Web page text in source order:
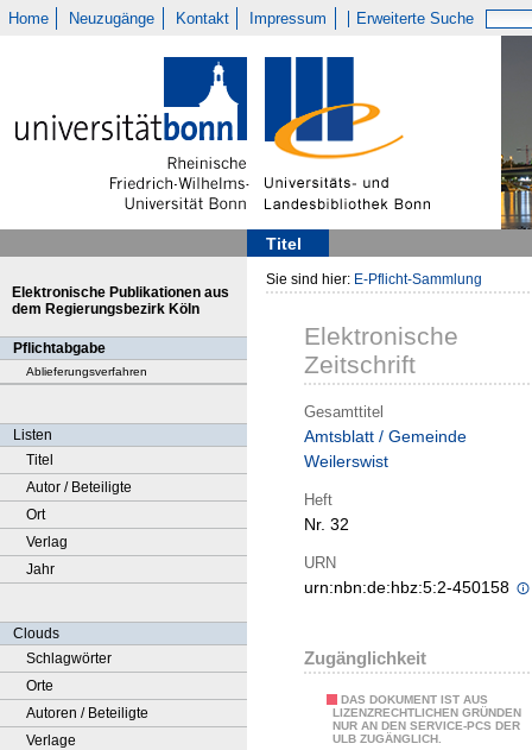
Home Neuzugänge Kontakt Impressum Erweiterte Suche
Titel
Elektronische Publikationen aus
dem Regierungsbezirk Köln
Pflichtabgabe
Ablieferungsverfahren
Listen
Titel
Autor / Beteiligte
Ort
Verlag
Jahr
Clouds
Schlagwörter
Orte
Autoren / Beteiligte
Verlage
Sie sind hier: E-Pflicht-Sammlung
Elektronische
Zeitschrift
Gesamttitel
Amtsblatt / Gemeinde
Weilerswist
Heft
Nr. 32
URN
urn:nbn:de:hbz:5:2-450158
Zugänglichkeit
DAS DOKUMENT IST AUS
LIZENZRECHTLICHEN GRÜNDEN
NUR AN DEN SERVICE-PCS DER
ULB ZUGÄNGLICH.